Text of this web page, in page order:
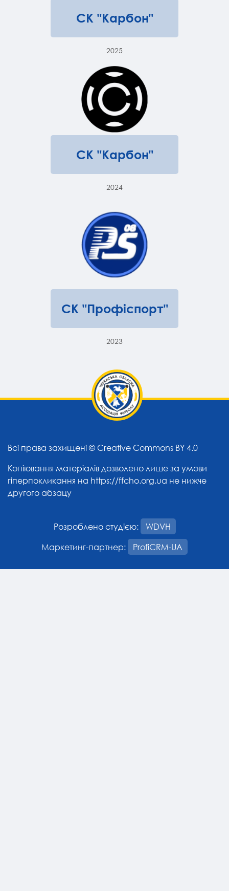
СК "Карбон"
2025
СК "Карбон"
2024
СК "Профіспорт"
2023
Всі права захищені © Creative Commons BY 4.0
Копіювання матеріалів дозволено лише за умови
гіперпокликання на https://ffcho.org.ua не нижче
другого абзацу
Розроблено студією:
WDVH
Маркетинг-партнер:
ProfiCRM-UA